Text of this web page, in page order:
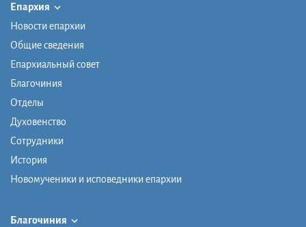
Епархия
Новости епархии
Общие сведения
Епархиальный совет
Благочиния
Отделы
Духовенство
Сотрудники
История
Новомученики и исповедники епархии
Благочиния